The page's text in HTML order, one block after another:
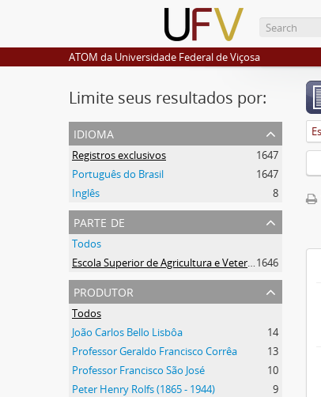
ATOM da Universidade Federal de Viçosa
Limite seus resultados por:
idioma
Registros exclusivos
1647
Português do Brasil
1647
Inglês
8
parte de
Todos
Escola Superior de Agricultura e Veterinária (ESAV)1646
produtor
Todos
João Carlos Bello Lisbôa
14
Professor Geraldo Francisco Corrêa
13
Professor Francisco São José
10
Peter Henry Rolfs (1865 - 1944)
9